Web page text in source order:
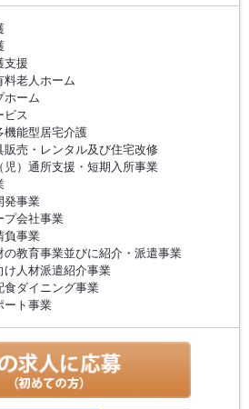
支援
料老人ホーム
ホーム
ビス
機能型居宅介護
販売・レンタル及び住宅改修
児）通所支援・短期入所事業
発事業
会社事業
負事業
の教育事業並びに紹介・派遣事業
け人材派遣紹介事業
食ダイニング事業
ート事業